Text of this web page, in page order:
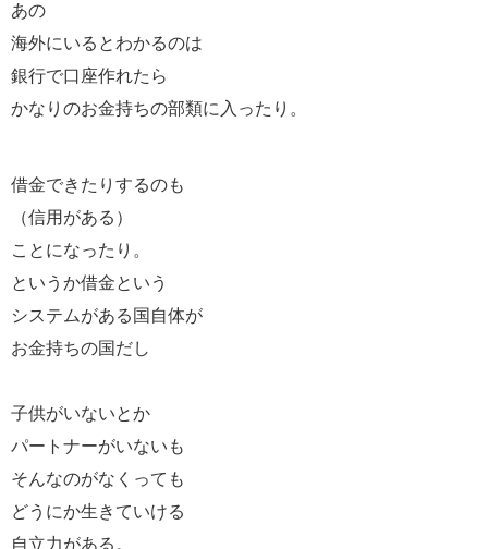
あの
海外にいるとわかるのは
銀行で口座作れたら
かなりのお金持ちの部類に入ったり。
借金できたりするのも
（信用がある）
ことになったり。
というか借金という
システムがある国自体が
お金持ちの国だし
子供がいないとか
パートナーがいないも
そんなのがなくっても
どうにか生きていける
自立力がある。